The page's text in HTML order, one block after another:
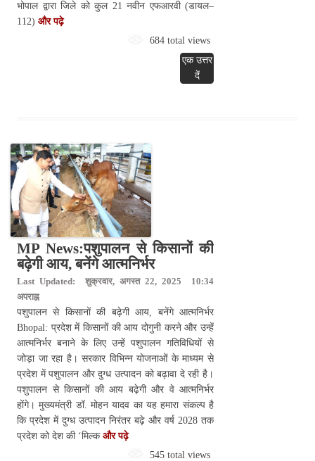
भोपाल द्वारा जिले को कुल 21 नवीन एफआरवी (डायल–
112) और पढ़े
684 total views
एक उत्तर
दें
MP News:पशुपालन से किसानों की
बढ़ेगी आय, बनेंगे आत्मनिर्भर
Last Updated: शुक्रवार, अगस्त 22, 2025 10:34
अपराह्न
पशुपालन से किसानों की बढ़ेगी आय, बनेंगे आत्मनिर्भर
Bhopal: प्रदेश में किसानों की आय दोगुनी करने और उन्हें
आत्मनिर्भर बनाने के लिए उन्हें पशुपालन गतिविधियों से
जोड़ा जा रहा है। सरकार विभिन्न योजनाओं के माध्यम से
प्रदेश में पशुपालन और दुग्ध उत्पादन को बढ़ावा दे रही है।
पशुपालन से किसानों की आय बढ़ेगी और वे आत्मनिर्भर
होंगे। मुख्यमंत्री डॉ. मोहन यादव का यह हमारा संकल्प है
कि प्रदेश में दुग्ध उत्पादन निरंतर बढ़े और वर्ष 2028 तक
प्रदेश को देश की ‘मिल्क और पढ़े
545 total views